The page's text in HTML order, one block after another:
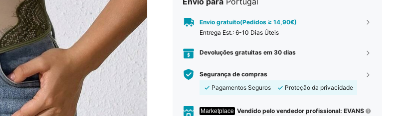
Envio gratuito(Pedidos ≥ 14,90€)
Entrega Est.: 6-10 Dias Úteis
Devoluções gratuitas em 30 dias
Segurança de compras
Pagamentos Seguros
Proteção da privacidade
Marketplace Vendido pelo vendedor profissional: EVANS